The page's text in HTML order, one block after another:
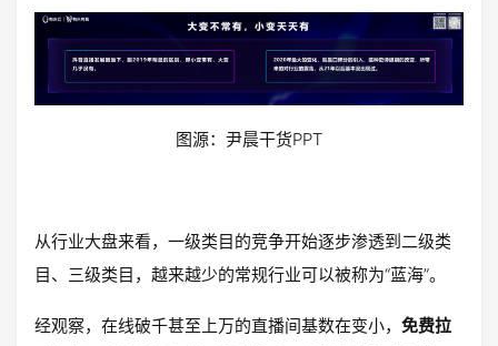
图源：尹晨干货PPT
从行业大盘来看，一级类目的竞争开始逐步渗透到二级类
目、三级类目，越来越少的常规行业可以被称为“蓝海”。
经观察，在线破千甚至上万的直播间基数在变小， 免费拉